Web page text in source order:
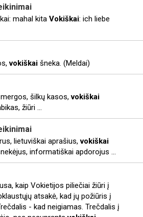
mahal kita Vokiškai: ich liebe
vokiškai šneka. (Meldai)
mergos, šilkų kasos,vokiškai
žiūri ...
lietuviškai aprašius,vokiškai
informatiškai apdorojus ...
kaip Vokietijos piliečiai žiūri į
atsakė, kad jų požiūris į
- kad neigiamas. Trečdalis į